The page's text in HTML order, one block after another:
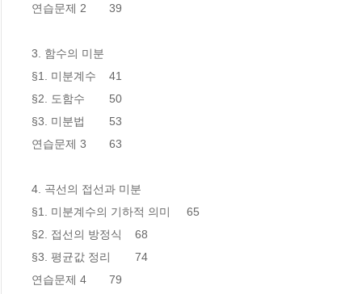
연습문제 2 	39
3. 함수의 미분
§1. 미분계수	41
§2. 도함수	50
§3. 미분법	53
연습문제 3 	63
4. 곡선의 접선과 미분
§1. 미분계수의 기하적 의미	65
§2. 접선의 방정식	68
§3. 평균값 정리	74
연습문제 4 	79